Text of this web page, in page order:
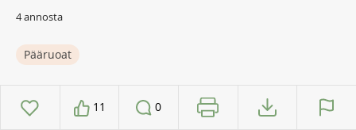
4 annosta
Pääruoat
11 0